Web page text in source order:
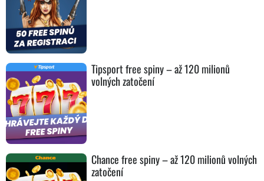
Tipsport free spiny – až 120 milionů
volných zatočení
Chance free spiny – až 120 milionů volných
zatočení